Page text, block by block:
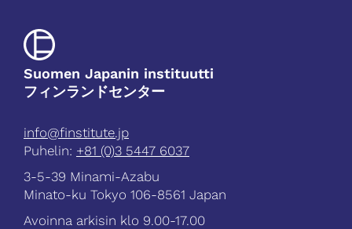
Suomen Japanin instituutti
フィンランドセンター
info@finstitute.jp
Puhelin: +81 (0)3 5447 6037
3-5-39 Minami-Azabu
Minato-ku Tokyo 106-8561 Japan
Avoinna arkisin klo 9.00-17.00